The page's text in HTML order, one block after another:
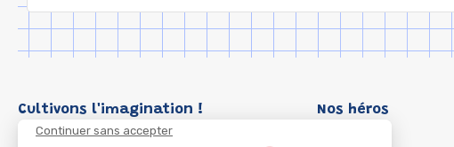
Continuer sans accepter
Cultivons l'imagination ! Nos héros